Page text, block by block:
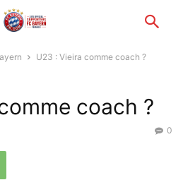
U23 : Vieira comme coach ?
coach ?
0